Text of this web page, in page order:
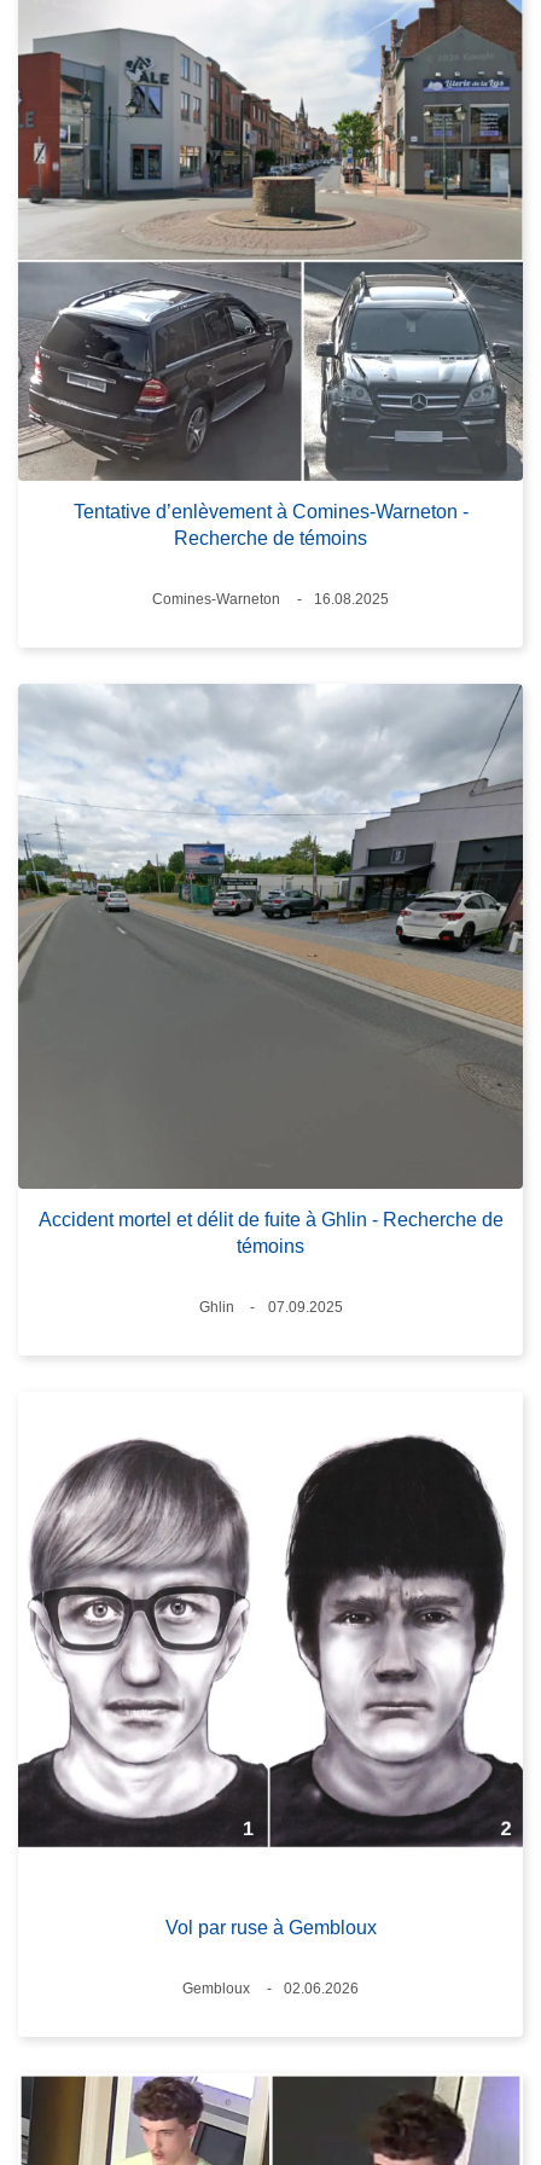
Tentative d’enlèvement à Comines-Warneton -
Recherche de témoins
Standort
Comines-Warneton
16.08.2025
Accident mortel et délit de fuite à Ghlin - Recherche de
témoins
Standort
Ghlin
07.09.2025
Vol par ruse à Gembloux
Standort
Gembloux
02.06.2026